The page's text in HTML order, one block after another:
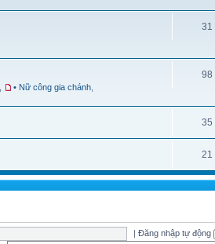
31
• Nữ công gia chánh
98
35
21
|Đăng nhập tự động